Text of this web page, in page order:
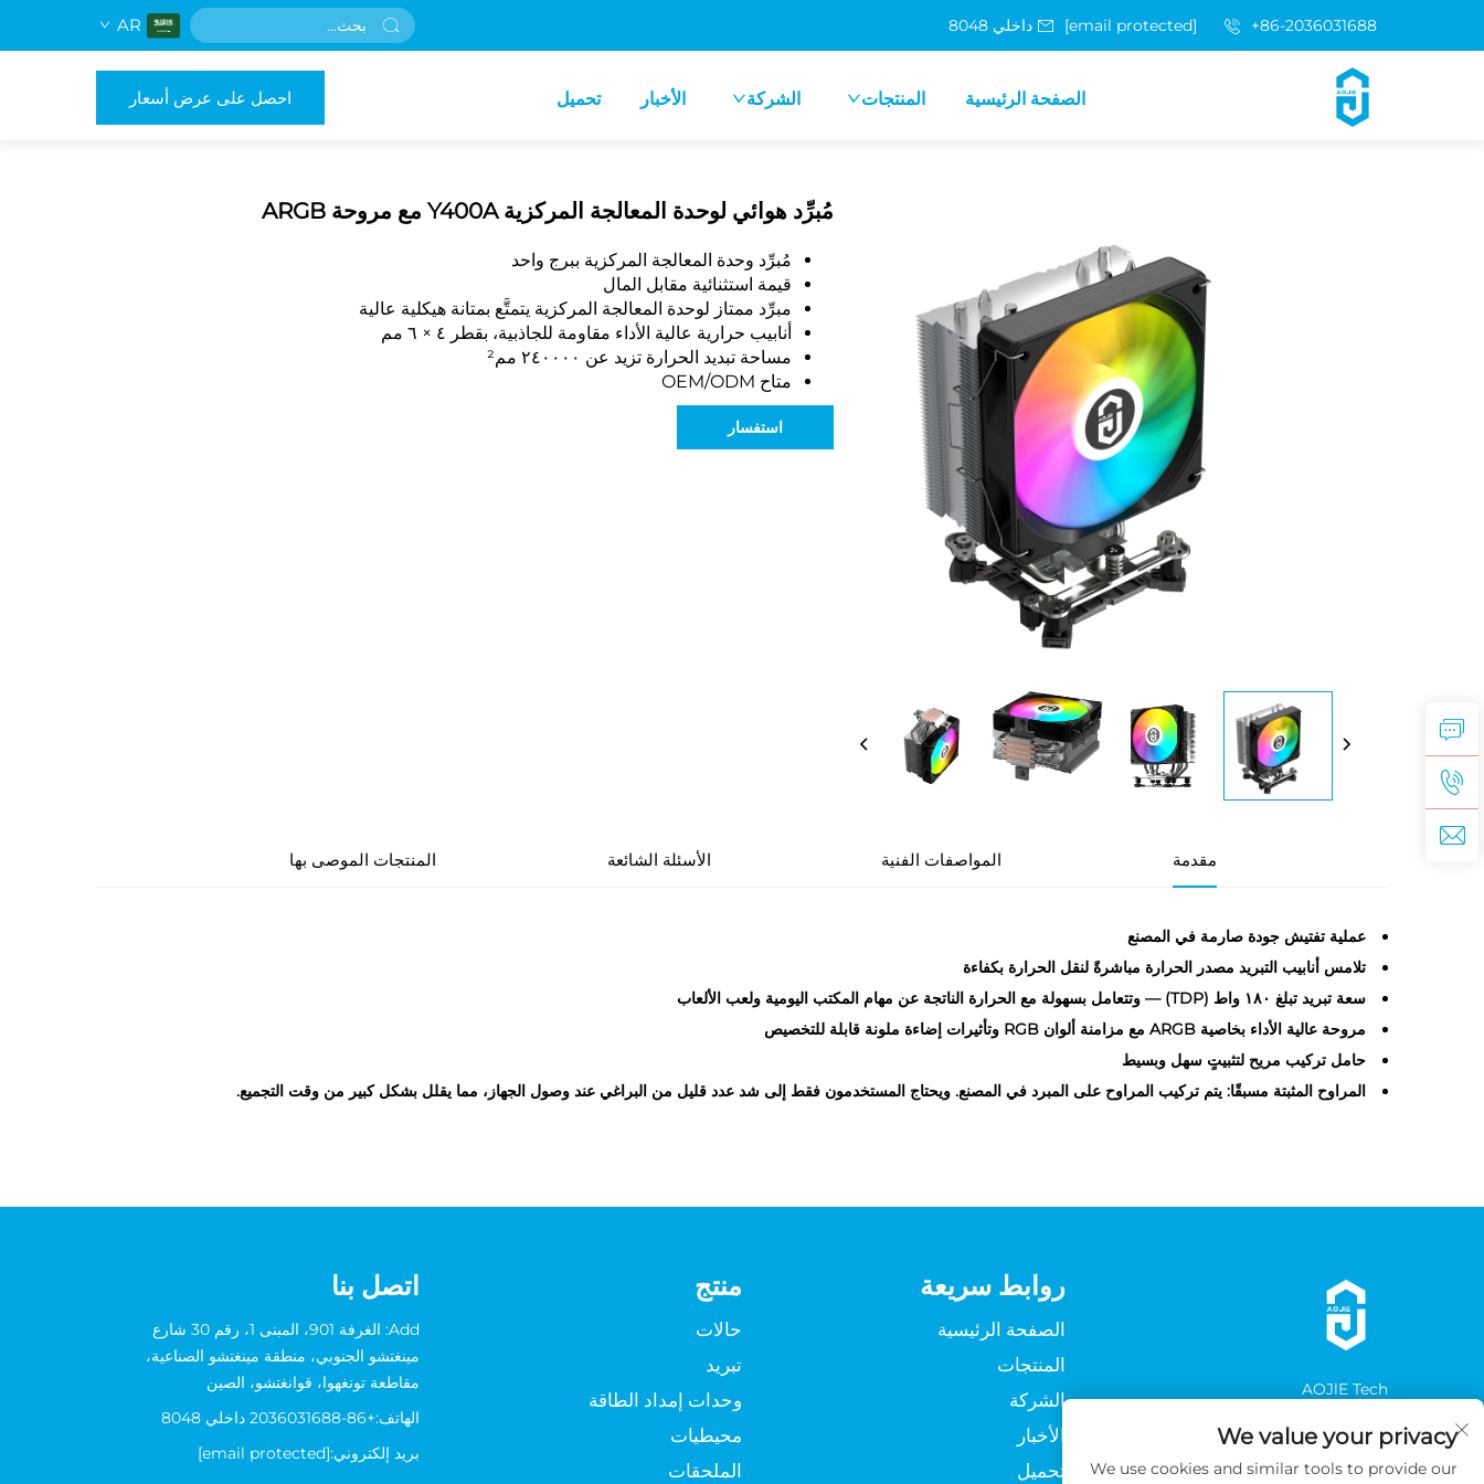
[email protected] +86-2036031688 داخلي 8048 AR
الصفحة الرئيسية المنتجات الشركة الأخبار تحميل احصل على عرض أسعار
مُبرِّد هوائي لوحدة المعالجة المركزية Y400A مع مروحة ARGB
مُبرِّد وحدة المعالجة المركزية ببرج واحد
قيمة استثنائية مقابل المال
مبرِّد ممتاز لوحدة المعالجة المركزية يتمتَّع بمتانة هيكلية عالية
أنابيب حرارية عالية الأداء مقاومة للجاذبية، بقطر ٤ × ٦ مم
مساحة تبديد الحرارة تزيد عن ٢٤٠٠٠٠ مم²
متاح OEM/ODM
استفسار
مقدمة المواصفات الفنية الأسئلة الشائعة المنتجات الموصى بها
عملية تفتيش جودة صارمة في المصنع
تلامس أنابيب التبريد مصدر الحرارة مباشرةً لنقل الحرارة بكفاءة
سعة تبريد تبلغ ١٨٠ واط (TDP) — وتتعامل بسهولة مع الحرارة الناتجة عن مهام المكتب اليومية ولعب الألعاب
مروحة عالية الأداء بخاصية ARGB مع مزامنة ألوان RGB وتأثيرات إضاءة ملونة قابلة للتخصيص
حامل تركيب مريح لتثبيتٍ سهل وبسيط
المراوح المثبتة مسبقًا: يتم تركيب المراوح على المبرد في المصنع. ويحتاج المستخدمون فقط إلى شد عدد قليل من البراغي عند وصول الجهاز، مما يقلل بشكل كبير من وقت التجميع.
AOJlE Tech
روابط سريعة
الصفحة الرئيسية
المنتجات
الشركة
الأخبار
تحميل
منتج
حالات
تبريد
وحدات إمداد الطاقة
محيطيات
الملحقات
اتصل بنا
Add: الغرفة 901، المبنى 1، رقم 30 شارع
مينغتشو الجنوبي، منطقة مينغتشو الصناعية،
مقاطعة تونغهوا، قوانغتشو، الصين
الهاتف:+86-2036031688 داخلي 8048
بريد إلكتروني:[email protected]
We value your privacy
We use cookies and similar tools to provide our